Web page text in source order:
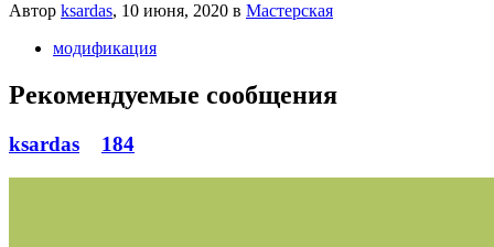
Автор ksardas, 10 июня, 2020 в Мастерская
модификация
Рекомендуемые сообщения
ksardas 184